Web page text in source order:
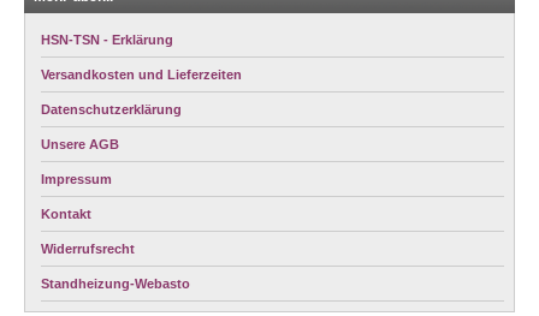
HSN-TSN - Erklärung
Versandkosten und Lieferzeiten
Datenschutzerklärung
Unsere AGB
Impressum
Kontakt
Widerrufsrecht
Standheizung-Webasto